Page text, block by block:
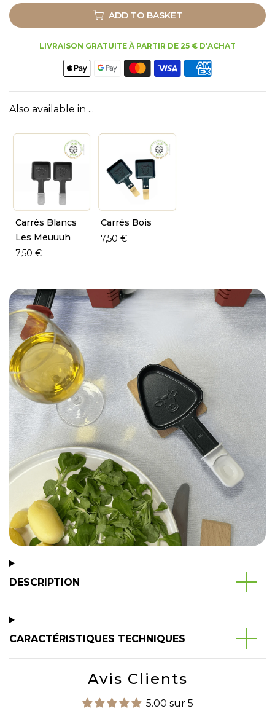
ADD TO BASKET
LIVRAISON GRATUITE À PARTIR DE 25 € D'ACHAT
Also available in ...
Carrés Blancs
Les Meuuuh
7,50 €
Carrés Bois
7,50 €
DESCRIPTION
CARACTÉRISTIQUES TECHNIQUES
Avis Clients
5.00 sur 5